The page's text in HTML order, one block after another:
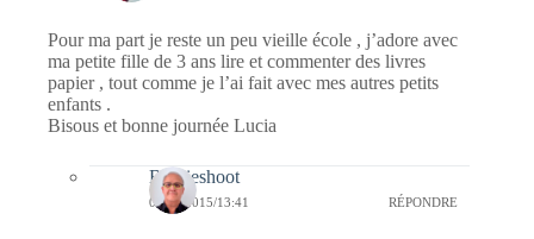
Pour ma part je reste un peu vieille école , j’adore avec
ma petite fille de 3 ans lire et commenter des livres
papier , tout comme je l’ai fait avec mes autres petits
enfants .
Bisous et bonne journée Lucia
Bernieshoot
05/05/2015/13:41 RÉPONDRE